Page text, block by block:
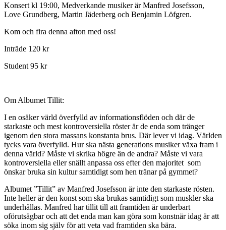
Konsert kl 19:00, Medverkande musiker är Manfred Josefsson,
Love Grundberg, Martin Jäderberg och Benjamin Löfgren.
Kom och fira denna afton med oss!
Inträde 120 kr
Student 95 kr
Om Albumet Tillit:
I en osäker värld överfylld av informationsflöden och där de
starkaste och mest kontroversiella röster är de enda som tränger
igenom den stora massans konstanta brus. Där lever vi idag. Världen
tycks vara överfylld. Hur ska nästa generations musiker växa fram i
denna värld? Måste vi skrika högre än de andra? Måste vi vara
kontroversiella eller snällt anpassa oss efter den majoritet som
önskar bruka sin kultur samtidigt som hen tränar på gymmet?
Albumet ”Tillit” av Manfred Josefsson är inte den starkaste rösten.
Inte heller är den konst som ska brukas samtidigt som muskler ska
underhållas. Manfred har tillit till att framtiden är underbart
oförutsägbar och att det enda man kan göra som konstnär idag är att
söka inom sig själv för att veta vad framtiden ska bära.